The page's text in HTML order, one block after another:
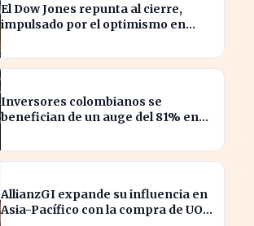
El Dow Jones repunta al cierre,
impulsado por el optimismo en
Inversores colombianos se
benefician de un auge del 81% en
AllianzGI expande su influencia en
Asia-Pacífico con la compra de UOB